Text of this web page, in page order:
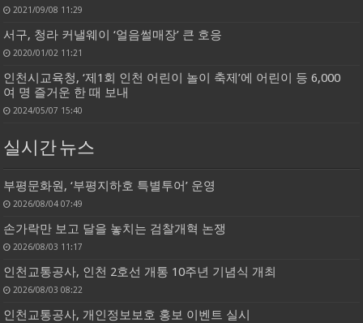
2021/09/08 11:29
서구, 청라 커낼웨이 ‘얼음썰매장’ 큰 호응
2020/01/02 11:21
인천시교육청, ‘제1회 인천 어린이 놀이 축제’에 어린이 등 6,000
여 명 즐거운 한 때 보내
2024/05/07 15:40
실시간 뉴스
부평문화원, ‘부평지하호 특별투어’ 운영
2026/08/04 07:49
손가락만 보고 달을 놓치는 검찰개혁 논쟁
2026/08/03 11:17
인천교통공사, 인천 2호선 개통 10주년 기념식 개최
2026/08/03 08:22
인천교통공사, 개인정보보호 홍보 이벤트 실시